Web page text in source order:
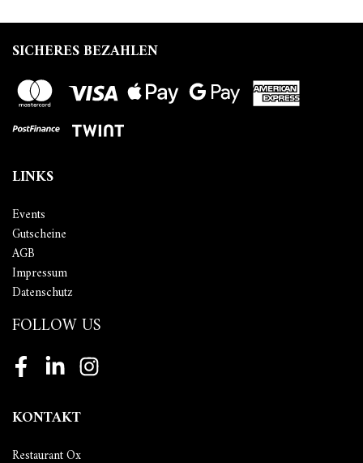
SICHERES BEZAHLEN
LINKS
Events
Gutscheine
AGB
Impressum
Datenschutz
FOLLOW US
FacebookLinkedInInstagram
KONTAKT
Restaurant Ox